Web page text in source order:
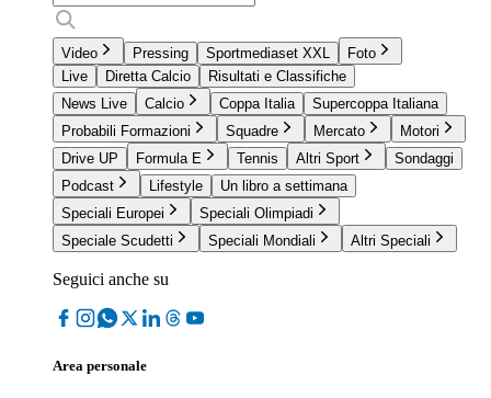
Video Pressing Sportmediaset XXL
Foto
Live
Diretta Calcio
Risultati e Classifiche
News Live
Calcio Coppa Italia
Supercoppa Italiana
Probabili Formazioni
Squadre Mercato
Motori
Drive UP
Formula E Tennis Altri Sport
Sondaggi
Podcast
Lifestyle
Un libro a settimana
Speciali Europei
Speciali Olimpiadi
Speciale Scudetti
Speciali Mondiali Altri Speciali
Seguici anche su
Area personale